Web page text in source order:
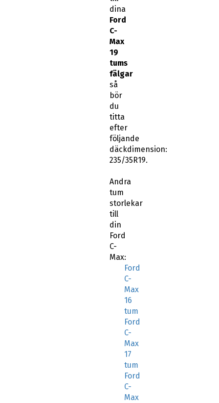
dina
Ford
C-
Max
19
tums
fälgar
så
bör
du
titta
efter
följande
däckdimension:
235/35R19.
Andra
tum
storlekar
till
din
Ford
C-
Max:
Ford
C-
Max
16
tum
Ford
C-
Max
17
tum
Ford
C-
Max